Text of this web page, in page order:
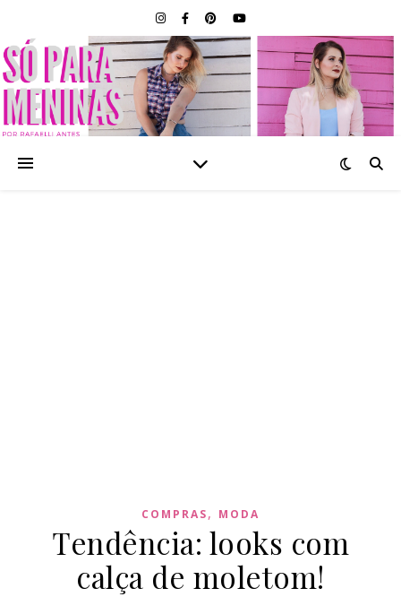
SÓ PARA MENINAS |
BLOG FEMININO POR
RAFAELLI ANTES
COMPRAS, MODA
Tendência: looks com
calça de moletom!